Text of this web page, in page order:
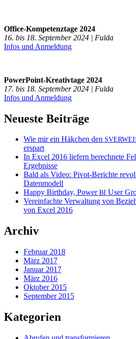
Office-Kompetenztage 2024
16. bis 18. September 2024 | Fulda
Infos und Anmeldung
PowerPoint-Kreativtage 2024
17. bis 18. September 2024 | Fulda
Infos und Anmeldung
Neueste Beiträge
Wie mir ein Häkchen den
erspart
In Excel 2016 liefern berechnete
Ergebnisse
Bald als Video: Pivot-Berichte
Datenmodell
Happy Birthday, PowerBI User
Vereinfachte Verwaltung von
von Excel 2016
Archiv
Februar 2018
März 2017
Januar 2017
März 2016
Oktober 2015
September 2015
Kategorien